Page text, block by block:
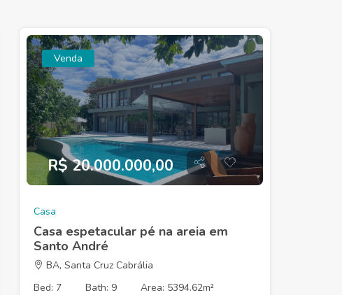
Venda
R$ 20.000.000,00
Casa
Casa espetacular pé na areia em
Santo André
BA, Santa Cruz Cabrália
Bed: 7
Bath: 9 Area: 5394.62m²